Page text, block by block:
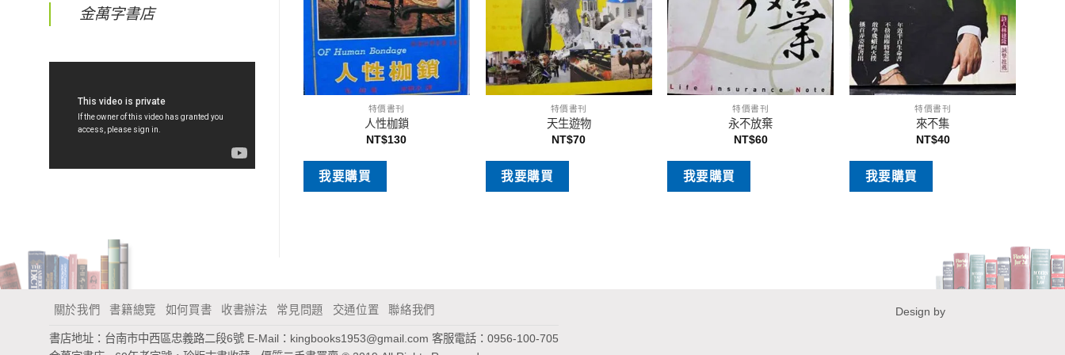
金萬字書店
特價書刊
人性枷鎖
NT$130
我要購買
特價書刊
天生遊物
NT$70
我要購買
特價書刊
永不放棄
NT$60
我要購買
特價書刊
來不集
NT$40
我要購買
定自我.跳脫困境
台灣社會研究季刊54期
Design by
關於我們 書籍總覽 如何買書 收書辦法 常見問題 交通位置 聯絡我們
書店地址：台南市中西區忠義路二段6號 E-Mail： kingbooks1953@gmail.com 客服電話：0956-100-705